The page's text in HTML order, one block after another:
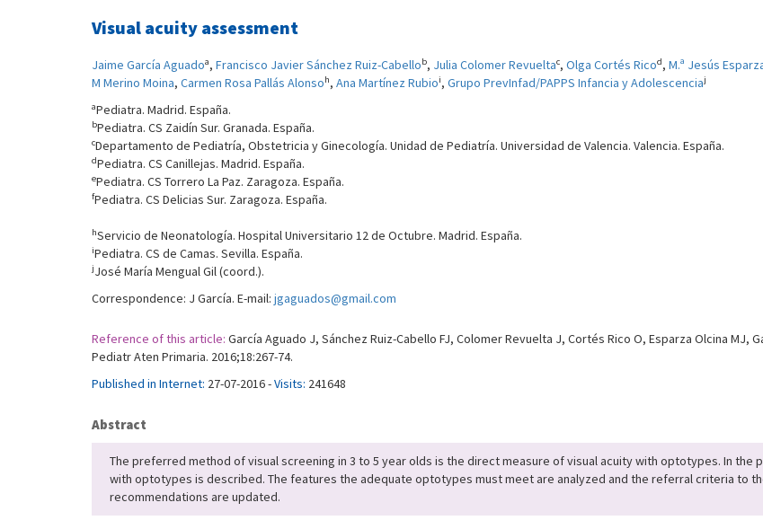
Visual acuity assessment
Jaime García Aguadoa, Francisco Javier Sánchez Ruiz-Cabellob, Julia Colomer Revueltac, Olga Cortés Ricod, M.ª Jesús
M Merino Moina, Carmen Rosa Pallás Alonsoh, Ana Martínez Rubioi, Grupo PrevInfad/PAPPS Infancia y Adolescenciaj
aPediatra. Madrid. España.
bPediatra. CS Zaidín Sur. Granada. España.
cDepartamento de Pediatría, Obstetricia y Ginecología. Unidad de Pediatría. Universidad de Valencia. Valencia. España.
dPediatra. CS Canillejas. Madrid. España.
ePediatra. CS Torrero La Paz. Zaragoza. España.
fPediatra. CS Delicias Sur. Zaragoza. España.
hServicio de Neonatología. Hospital Universitario 12 de Octubre. Madrid. España.
iPediatra. CS de Camas. Sevilla. España.
jJosé María Mengual Gil (coord.).
Correspondence: J García. E-mail: jgaguados@gmail.com
Reference of this article: García Aguado J, Sánchez Ruiz-Cabello FJ, Colomer Revuelta J, Cortés Rico O, Esparza Olcina MJ,
Pediatr Aten Primaria. 2016;18:267-74.
Published in Internet: 27-07-2016 -Visits: 241648
Abstract
The preferred method of visual screening in 3 to 5 year olds is the direct measure of visual acuity with optotypes. In
with optotypes is described. The features the adequate optotypes must meet are analyzed and the referral criteria to
recommendations are updated.